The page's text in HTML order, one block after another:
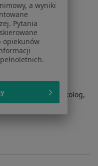
estetycznej, Ginekolog,
a wyniki
Pytania
opiekunów